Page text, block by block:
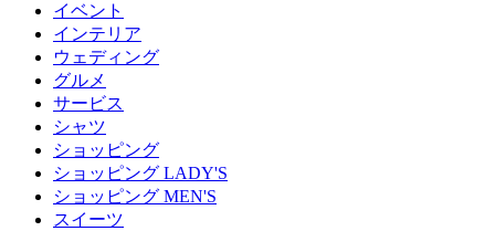
イベント
インテリア
ウェディング
グルメ
サービス
シャツ
ショッピング
ショッピング LADY'S
ショッピング MEN'S
スイーツ